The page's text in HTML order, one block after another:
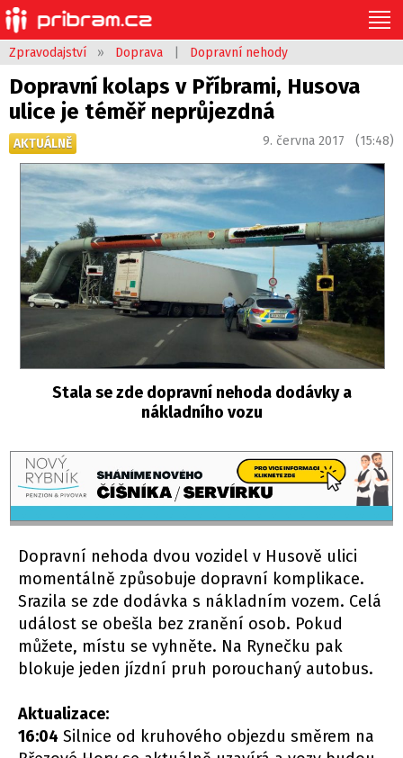
Zpravodajství » Doprava Dopravní nehody
Dopravní kolaps v Příbrami, Husova
ulice je téměř neprůjezdná
AKTUÁLNĚ 9. června 2017 (15:48)
Stala se zde dopravní nehoda dodávky a
nákladního vozu
Dopravní nehoda dvou vozidel v Husově ulici
momentálně způsobuje dopravní komplikace.
Srazila se zde dodávka s nákladním vozem. Celá
událost se obešla bez zranění osob. Pokud
můžete, místu se vyhněte. Na Rynečku pak
blokuje jeden jízdní pruh porouchaný autobus.
Aktualizace:
16:04 Silnice od kruhového objezdu směrem na